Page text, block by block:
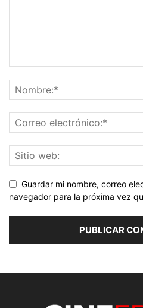
Guardar mi nombre, correo
navegador para la próxima vez